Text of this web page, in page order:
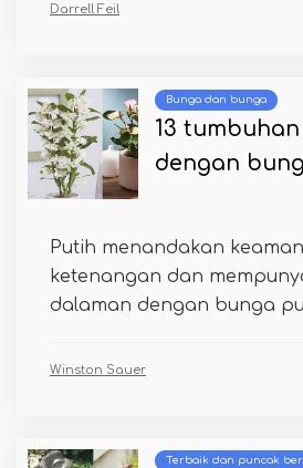
Darrell Feil
Bunga dan bunga
13
dengan
Putih menandakan
ketenangan dan
dalaman dengan bunga
Winston Sauer
Terbaik dan puncak